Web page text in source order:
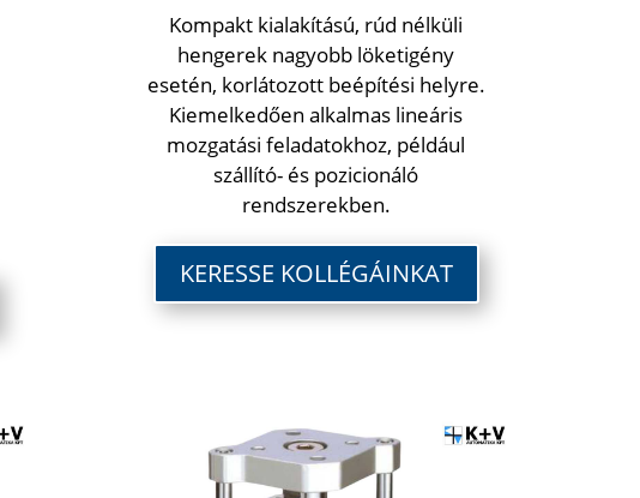
Kompakt kialakítású, rúd nélküli
hengerek nagyobb löketigény
esetén, korlátozott beépítési helyre.
Kiemelkedően alkalmas lineáris
mozgatási feladatokhoz, például
szállító- és pozicionáló
rendszerekben.
KERESSE KOLLÉGÁINKAT